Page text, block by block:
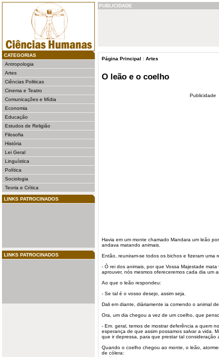
CATEGORIAS
Antropologia
Artes
Ciências Politicas
Cinema e Teatro
Comunicações e Mídia
Economia
Educação
Estudos de Religião
Filosofia
História
Lei Geral
Linguística
Política
Sociologia
Teoria e Crítica
LINKS PATROCINADOS
LINKS PATROCINADOS
PUBLICIDADE
Página Principal : Artes
O leão e o coelho
Publicidade
Havia em um monte chamado Mandara um leão
andava matando animais.
Então, reuniram-se todos os bichos e fizeram uma
- Ò rei dos animais, por que Vossa Majestade mata
aprouver, nós mesmos ofereceremos cada dia um
Ao que o leão respondeu:
- Se tal é o vosso desejo, assim seja.
Dali em diante, diàriamente ia comendo o animal
Ora, um dia chegou a vez de um coelho , que
- Em. geral, temos de mostrar deferência a quem
esperança de que assim possamos salvar a vida.
que ir depressa, para que prestar tal consideração
Quando o coelho chegou ao monte, o leão,
de cólera: